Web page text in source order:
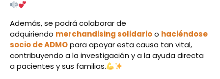
Además, se podrá colaborar de
adquiriendo merchandising solidarioo haciéndose
socio de ADMOpara apoyar esta causa tan vital,
contribuyendo a la investigación y a la ayuda directa
a pacientes y sus familias.